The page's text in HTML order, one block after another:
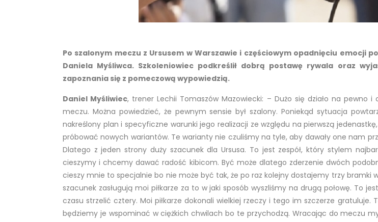
Po szalonym meczu z Ursusem w Warszawie i częściowym opadnięciu emocji
Daniela Myśliwca. Szkoleniowiec podkreślił dobrą postawę rywala oraz
zapoznania się z pomeczową wypowiedzią.
Daniel Myśliwiec, trener Lechii Tomaszów Mazowiecki: – Dużo się działo na
meczu. Można powiedzieć, że pewnym sensie był szalony. Poniekąd sytuacja
nakreślony plan i specyficzne warunki jego realizacji ze względu na pierwszą
próbować nowych wariantów. Te warianty nie czuliśmy na tyle, aby dawały one nam
Dlatego z jeden strony duży szacunek dla Ursusa. To jest zespół, który stylem
cieszymy i chcemy dawać radość kibicom. Być może dlatego zderzenie dwóch
cieszy mnie to specjalnie bo nie może być tak, że po raz kolejny dostajemy trzy bramki
szacunek zasługują moi piłkarze za to w jaki sposób wyszliśmy na drugą połowę. To
czasu strzelić cztery. Moi piłkarze dokonali wielkiej rzeczy i tego im szczerze
będziemy je wspominać w ciężkich chwilach bo te przychodzą. Wracając do meczu